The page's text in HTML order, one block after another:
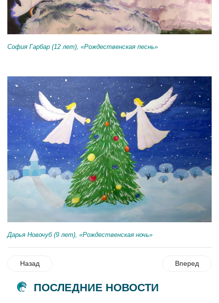
София Гарбар (12 лет), «Рождественская песнь»
Дарья Новочуб (9 лет), «Рождественская ночь»
Назад Вперед
ПОСЛЕДНИЕ НОВОСТИ